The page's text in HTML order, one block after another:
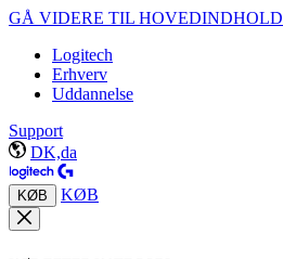
GÅ VIDERE TIL HOVEDINDHOLD
Logitech
Erhverv
Uddannelse
Support
DK,da
KØB KØB